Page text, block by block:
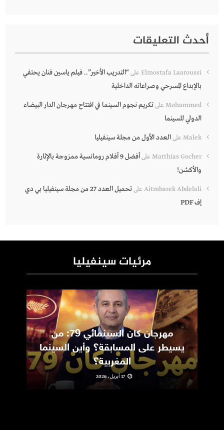
أحدث التعليقات
Elmostafa Laaroussi على“التدريب الأخير”.. فيلم ياسين فنان يحتفي
بالإبداع المسرحي وصراعاته الداخلية
Mohammed علىتكريم نجوم السينما في افتتاح مهرجان الدار البيضاء
الدولي للسينما
Malek علىالعدد الأول من مجلة سينفيليا
Matthias Gocher على
أفضل 9 أفلام رومانسية ممزوجة بالإثارة
والأكشن!
Aitmbarek Abdelali على
تحميل العدد 27 من مجلة سينفيليا بي دي
إف PDF
مرئيات سينفيليا
مهرجان كان السينمائي 79: من
يسيطر على المسابقة؟ وأين السينما
المغربية؟
17 أبريل، 2026